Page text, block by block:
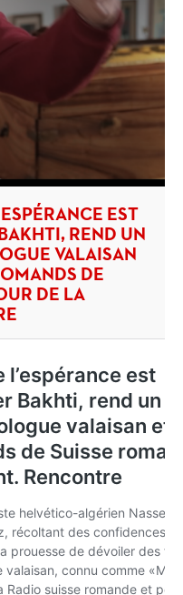
EST
REND UN
VALAISAN
DE
DE LA